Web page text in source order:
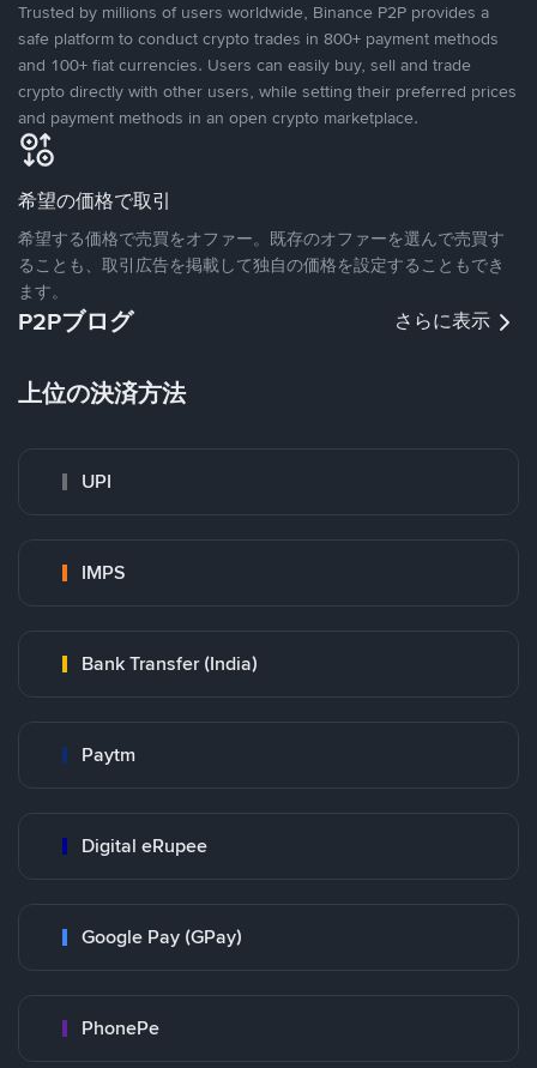
Trusted by millions of users worldwide, Binance P2P provides a
safe platform to conduct crypto trades in 800+ payment methods
and 100+ fiat currencies. Users can easily buy, sell and trade
crypto directly with other users, while setting their preferred prices
and payment methods in an open crypto marketplace.
希望の価格で取引
希望する価格で売買をオファー。既存のオファーを選んで売買す
ることも、取引広告を掲載して独自の価格を設定することもでき
ます。
P2Pブログ さらに表示
上位の決済方法
UPI
IMPS
Bank Transfer (India)
Paytm
Digital eRupee
Google Pay (GPay)
PhonePe